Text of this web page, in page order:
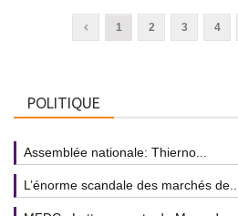
1 2 3 4
POLITIQUE
Assemblée nationale: Thierno...
L’énorme scandale des marchés de...